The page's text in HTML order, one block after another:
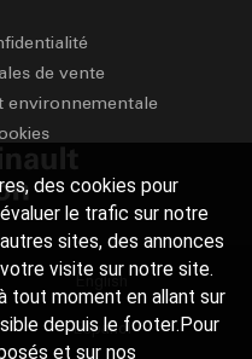
de vente
environnementale
English
Español
des cookies pour
le trafic sur notre
sites, des annonces
visite sur notre site.
tout moment en allant sur
depuis le footer.Pour
et sur nos